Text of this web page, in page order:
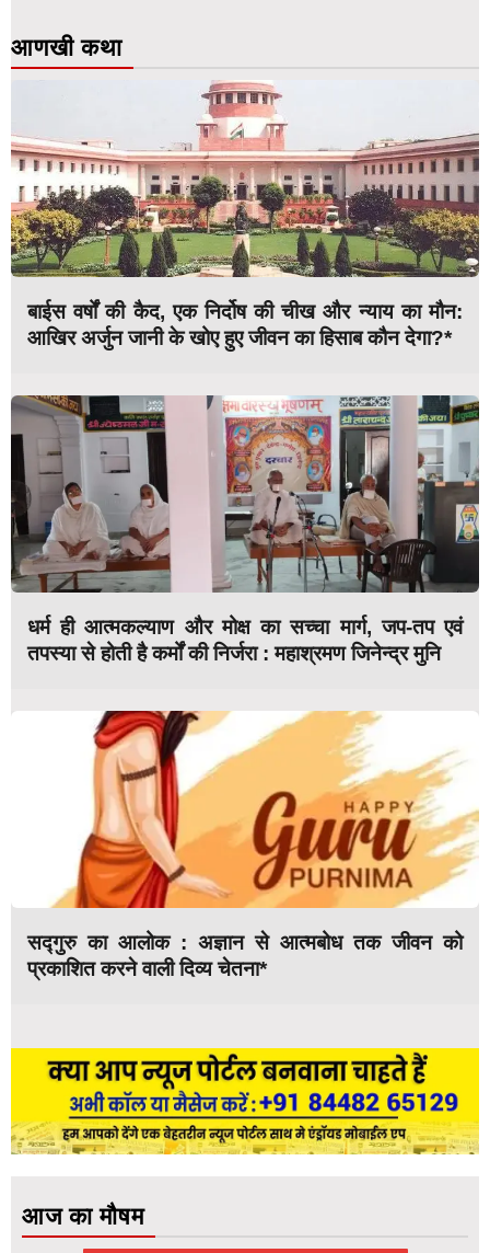
आणखी कथा
बाईस वर्षों की कैद, एक निर्दोष की चीख और न्याय का मौन:
आखिर अर्जुन जानी के खोए हुए जीवन का हिसाब कौन देगा?*
धर्म ही आत्मकल्याण और मोक्ष का सच्चा मार्ग, जप-तप एवं
तपस्या से होती है कर्मों की निर्जरा : महाश्रमण जिनेन्द्र मुनि
सद्गुरु का आलोक : अज्ञान से आत्मबोध तक जीवन को
प्रकाशित करने वाली दिव्य चेतना*
आज का मौषम